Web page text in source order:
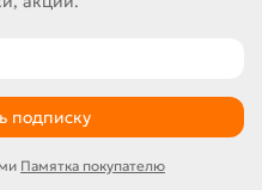
подписку
Памятка покупателю